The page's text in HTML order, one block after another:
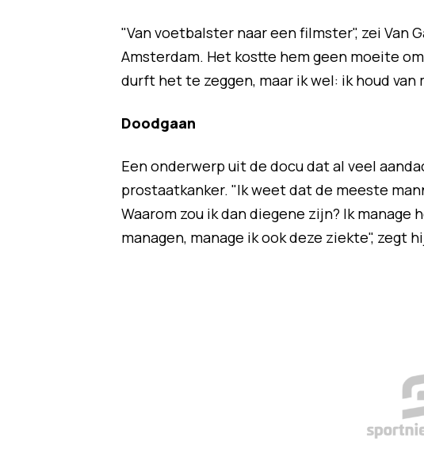
"Van voetbalster naar een filmster", zei Van
Amsterdam. Het kostte hem geen moeite
durft het te zeggen, maar ik wel: ik houd
Doodgaan
Een onderwerp uit de docu dat al veel
prostaatkanker. "Ik weet dat de meeste
Waarom zou ik dan diegene zijn? Ik
managen, manage ik ook deze ziekte", zegt